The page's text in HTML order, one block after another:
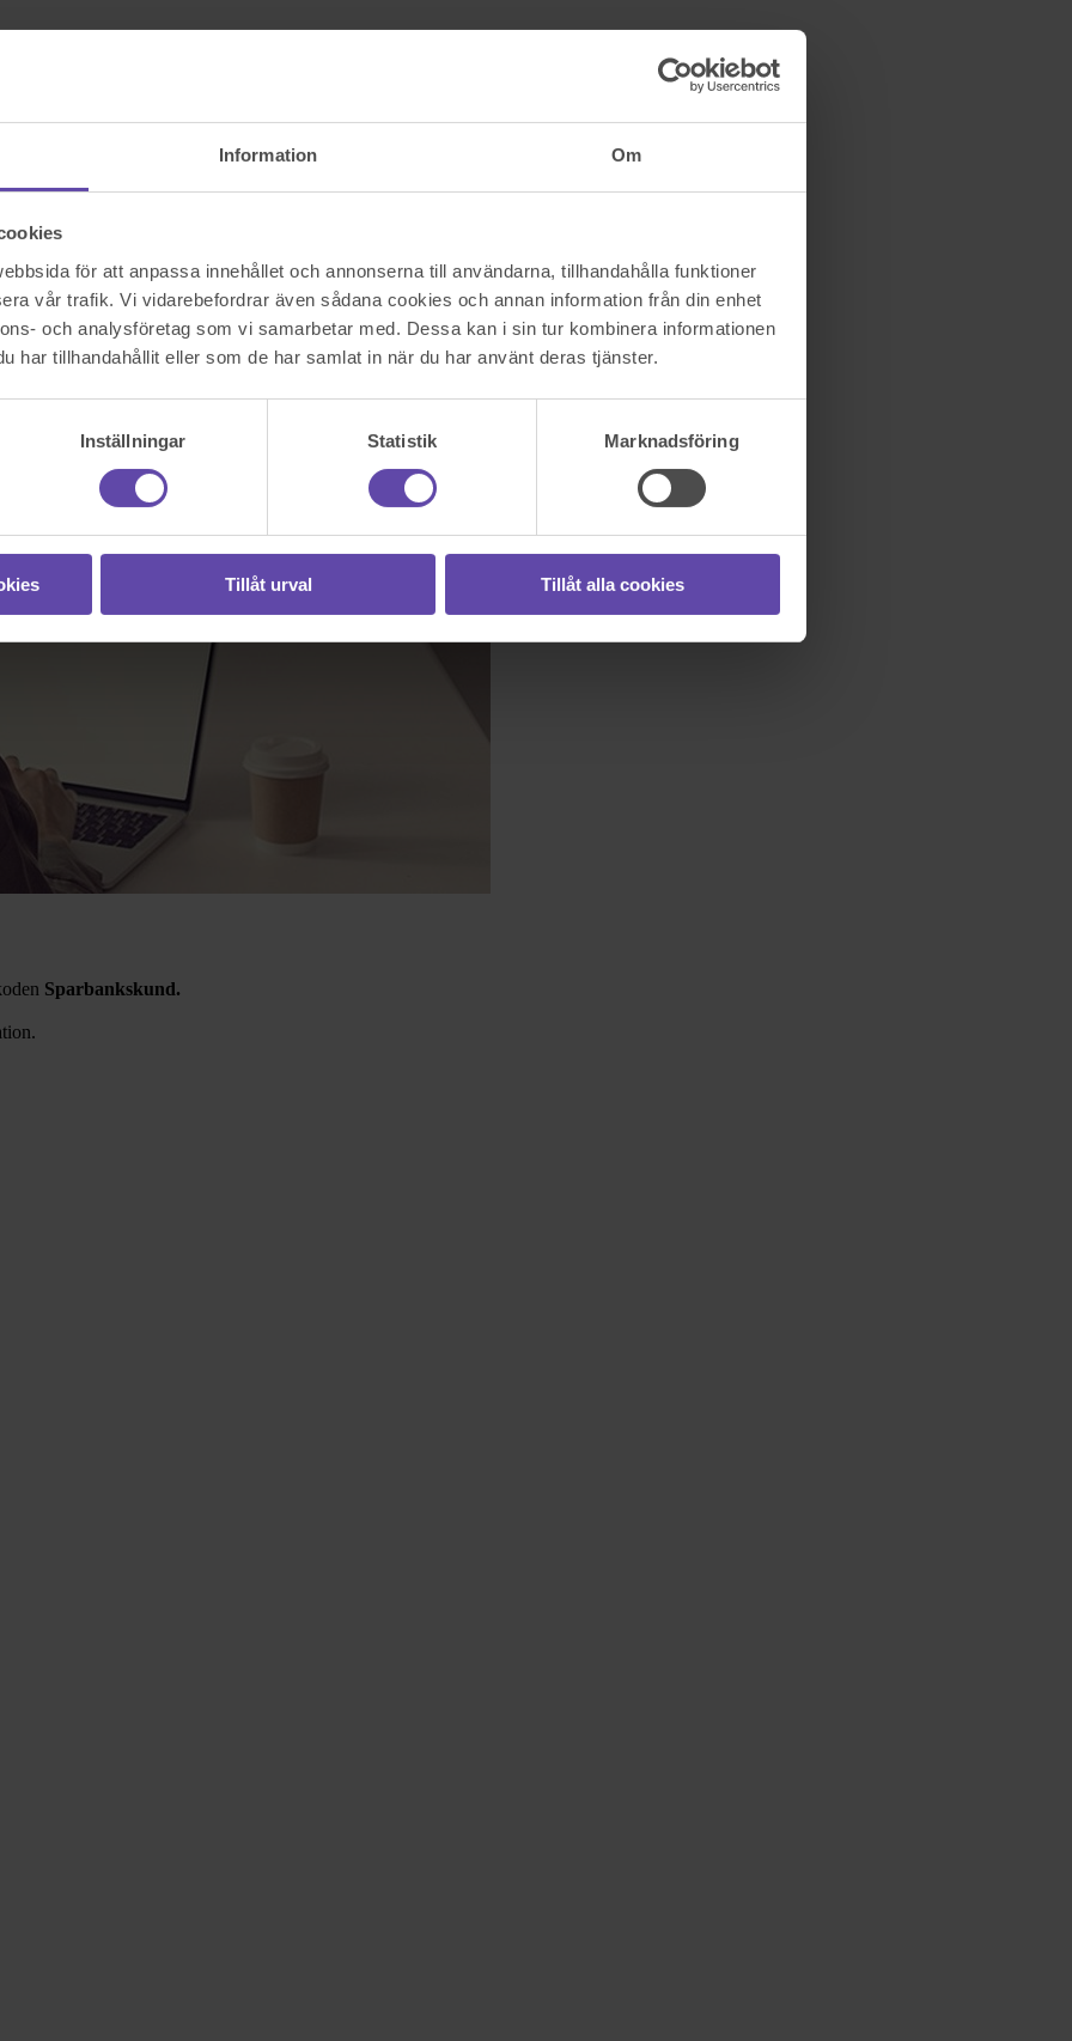
Information Om
för att anpassa innehållet och annonserna till användarna, tillhandahålla funktioner
vår trafik. Vi vidarebefordrar även sådana cookies och annan information från din enhet
och analysföretag som vi samarbetar med. Dessa kan i sin tur kombinera informationen
har tillhandahållit eller som de har samlat in när du har använt deras tjänster.
Inställningar Statistik Marknadsföring
Tillåt urval Tillåt alla cookies
företagskund hos en Sparbank kan få hjälp med juridiska frågor till ett förmånligt pris.
Sparbankskund.